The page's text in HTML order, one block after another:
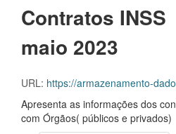
Contratos INSS
maio 2023
URL: https://armazenamento-dadosabertos.s3.sa-east-1.amazonaws.com/
Apresenta as informações dos
com Órgãos( públicos e privados)